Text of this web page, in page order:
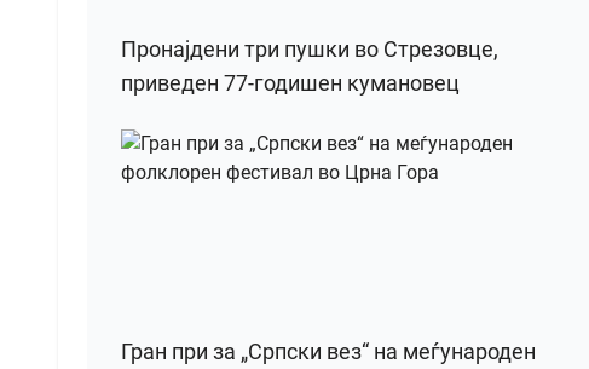
Пронајдени три пушки во Стрезовце,
приведен 77-годишен кумановец
Гран при за „Српски вез“ на меѓународен